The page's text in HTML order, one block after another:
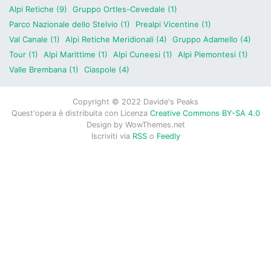
Alpi Retiche (9)
Gruppo Ortles-Cevedale (1)
Parco Nazionale dello Stelvio (1)
Prealpi Vicentine (1)
Val Canale (1)
Alpi Retiche Meridionali (4)
Gruppo Adamello (4)
Tour (1)
Alpi Marittime (1) Alpi Cuneesi (1)
Alpi Piemontesi (1)
Valle Brembana (1)
Ciaspole (4)
Copyright © 2022 Davide's Peaks
Quest'opera è distribuita con Licenza Creative Commons BY-SA 4.0
Design by WowThemes.net
Iscriviti via RSSo Feedly